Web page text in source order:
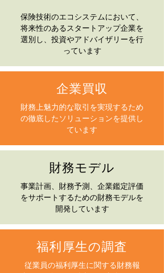
保険技術のエコシステムにおいて、
将来性のあるスタートアップ企業を
選別し、投資やアドバイザリーを行
っています
企業買収
財務上魅力的な取引を実現するため
の徹底したソリューションを提供し
ています
財務モデル
事業計画、財務予測、企業鑑定評価
をサポートするための財務モデルを
開発しています
福利厚生の調査
従業員の福利厚生に関する財務報